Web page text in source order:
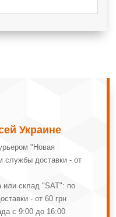
Украине
"Новая
службы доставки - от
или склад "SAT": по
- от 60 грн
с 9:00 до 16:00